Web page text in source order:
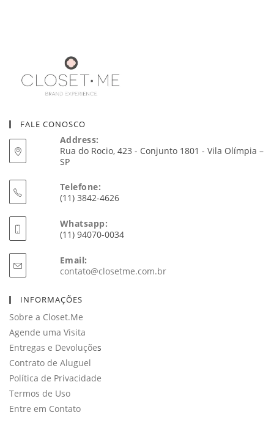
FALE CONOSCO
Address:
Rua do Rocio, 423 - Conjunto 1801 - Vila Olímpia –
SP
Telefone:
(11) 3842-4626
Whatsapp:
(11) 94070-0034
Email:
contato@closetme.com.brAbre
INFORMAÇÕES
Sobre a Closet.Me
Agende uma Visita
Entregas e Devoluções
Contrato de Aluguel
Política de Privacidade
Termos de Uso
Entre em Contato